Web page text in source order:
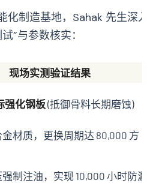
化制造基地，Sahak 先生深
”与参数核实：
现场实测验证结果
强化钢板(抵御骨料长期磨蚀)
材质，更换周期达 80,000 方
制注油，实现 10,000 小时防漏